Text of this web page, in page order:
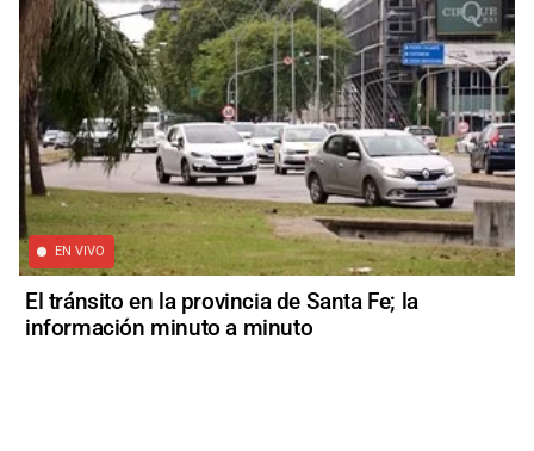
EN VIVO
El tránsito en la provincia de Santa Fe; la
información minuto a minuto